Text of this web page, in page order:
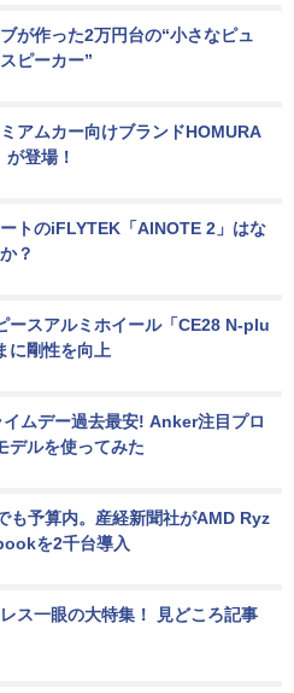
が作った2万円台の“小さなピュ
ピーカー”
アムカー向けブランドHOMURA
登場！
トのiFLYTEK「AINOTE 2」はな
？
ースアルミホイール「CE28 N-plu
に剛性を向上
ムデー過去最安! Anker注目プロ
デルを使ってみた
も予算内。産経新聞社がAMD Ryz
を2千台導入
ス一眼の大特集！ 見どころ記事